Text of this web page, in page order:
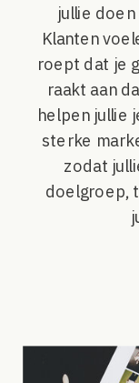
jullie
Klanten
roept dat je
raakt aan
helpen jullie
sterke
zodat
doelgroep,